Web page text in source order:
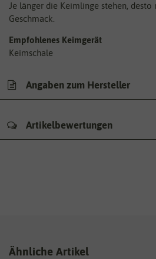
Je länger die Keimlinge stehen,
Geschmack.
Empfohlenes Keimgerät
Keimschale
Angaben zum Hersteller
Artikelbewertungen
Ähnliche Artikel